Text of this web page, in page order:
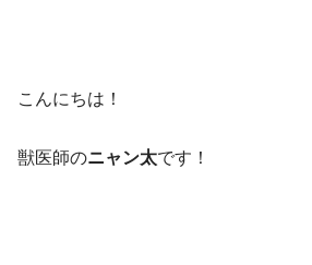
こんにちは！
獣医師のニャン太です！